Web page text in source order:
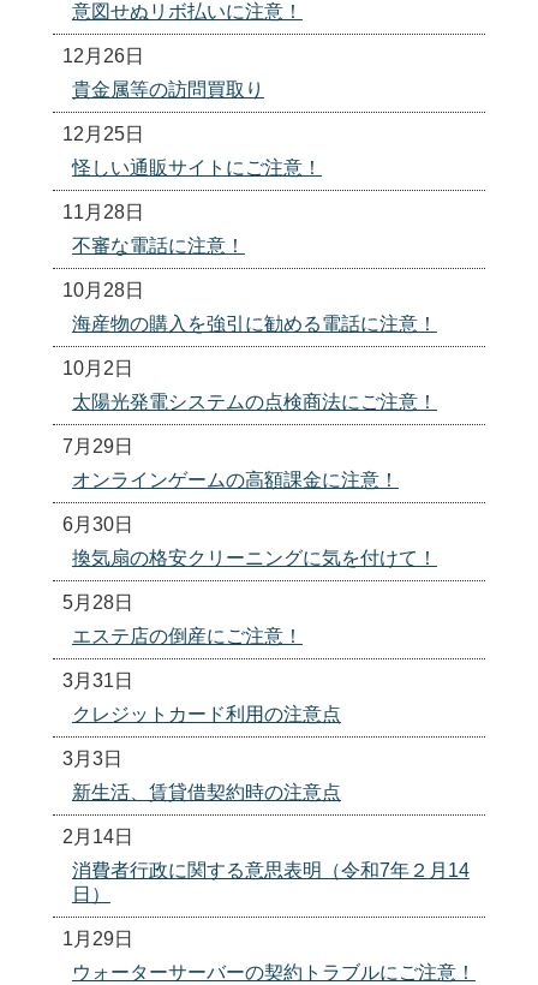
意図せぬリボ払いに注意！
12月26日
貴金属等の訪問買取り
12月25日
怪しい通販サイトにご注意！
11月28日
不審な電話に注意！
10月28日
海産物の購入を強引に勧める電話に注意！
10月2日
太陽光発電システムの点検商法にご注意！
7月29日
オンラインゲームの高額課金に注意！
6月30日
換気扇の格安クリーニングに気を付けて！
5月28日
エステ店の倒産にご注意！
3月31日
クレジットカード利用の注意点
3月3日
新生活、賃貸借契約時の注意点
2月14日
消費者行政に関する意思表明（令和7年２月14
日）
1月29日
ウォーターサーバーの契約トラブルにご注意！